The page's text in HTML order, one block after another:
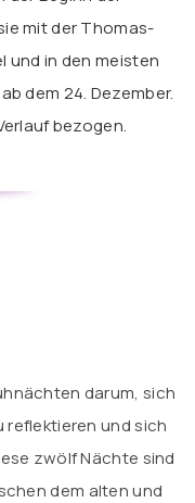
mit der Thomas-
und in den meisten
dem 24. Dezember.
bezogen.
darum, sich
reflektieren und sich
zwölf Nächte sind
dem alten und